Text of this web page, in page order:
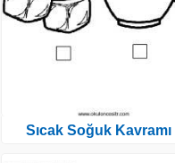
Sıcak Soğuk Kavramı